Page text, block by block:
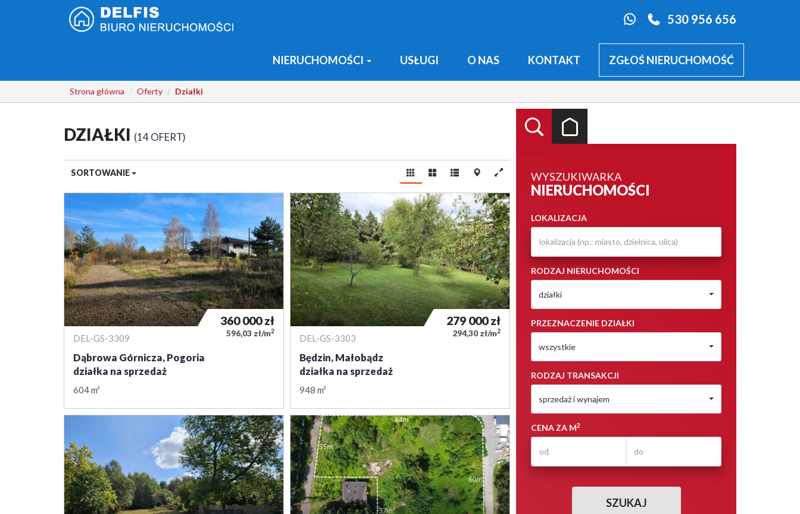
530 956 656
NIERUCHOMOŚCI USŁUGI O NAS KONTAKT ZGŁOŚ NIERUCHOMOŚĆ
Strona główna Oferty Działki
WYSZUKIWARKA
NIERUCHOMOŚCI
LOKALIZACJA
RODZAJ NIERUCHOMOŚCI
działki
PRZEZNACZENIE DZIAŁKI
wszystkie
RODZAJ TRANSAKCJI
sprzedaż i wynajem
CENA ZA M2
DZIAŁKI 14 OFERT
SORTOWANIE
DEL-GS-3309
Dąbrowa Górnicza, Pogoria
działka na sprzedaż
604 m²
360 000zł
596,03 zł/m2
DEL-GS-3303
Będzin, Małobądz
działka na sprzedaż
948 m²
279 000zł
294,30 zł/m2